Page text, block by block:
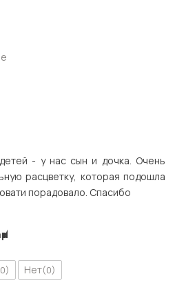
- у нас сын и дочка. Очень
расцветку, которая подошла
порадовало. Спасибо
Нет(0)